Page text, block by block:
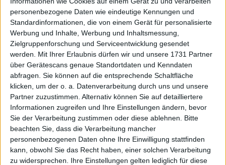
personenbezogene Daten wie eindeutige Kennungen und
Standardinformationen, die von einem Gerät für personalisierte
Werbung und Inhalte, Werbung und Inhaltsmessung,
Zielgruppenforschung und Serviceentwicklung gesendet
werden.
Mit Ihrer Erlaubnis dürfen wir und unsere 1731 Partner
über Gerätescans genaue Standortdaten und Kenndaten
abfragen. Sie können auf die entsprechende Schaltfläche
klicken, um der o. a. Datenverarbeitung durch uns und unsere
Partner zuzustimmen. Alternativ können Sie auf detailliertere
Informationen zugreifen und Ihre Einstellungen ändern, bevor
Sie der Verarbeitung zustimmen oder diese ablehnen.
Bitte
beachten Sie, dass die Verarbeitung mancher
personenbezogenen Daten ohne Ihre Einwilligung stattfinden
kann, obwohl Sie das Recht haben, einer solchen Verarbeitung
zu widersprechen. Ihre Einstellungen gelten lediglich für diese
sexuellen Orientierung sie Millionen gekostet hat.
wta
@WTA · Follow
Taking it back to 1985 Eastbourne 🌊
@Martina Navratilova claims one of her
record 11 singles trophies at Devonshire
Park, as well as securing the doubles
title with @PHShriver in their 100th
match win as a team!